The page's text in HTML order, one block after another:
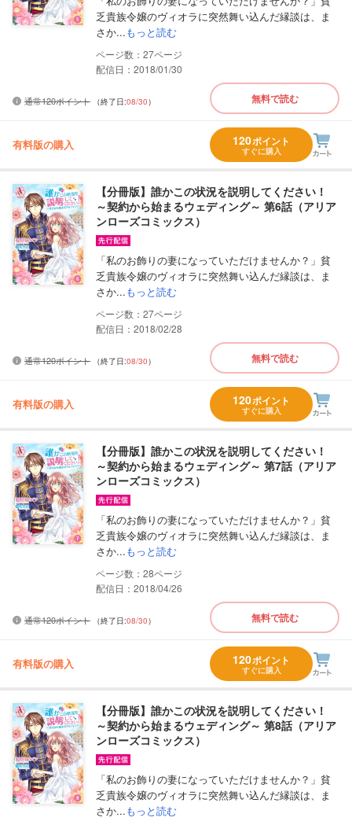
乏貴族令嬢のヴィオラに突然舞い込んだ縁談は、ま
さか...もっと読む
27
配信日：2018/01/30
通常120ポイント （終了日:08/30） 無料で読む
有料版の購入 120ポイント
すぐに購入
【分冊版】誰かこの状況を説明してください！
～契約から始まるウェディング～ 第6話（アリア
ンローズコミックス）
「私のお飾りの妻になっていただけませんか？」貧
乏貴族令嬢のヴィオラに突然舞い込んだ縁談は、ま
さか...もっと読む
27
配信日：2018/02/28
通常120ポイント （終了日:08/30） 無料で読む
有料版の購入 120ポイント
すぐに購入
【分冊版】誰かこの状況を説明してください！
～契約から始まるウェディング～ 第7話（アリア
ンローズコミックス）
「私のお飾りの妻になっていただけませんか？」貧
乏貴族令嬢のヴィオラに突然舞い込んだ縁談は、ま
さか...もっと読む
28
配信日：2018/04/26
通常120ポイント （終了日:08/30） 無料で読む
有料版の購入 120ポイント
すぐに購入
【分冊版】誰かこの状況を説明してください！
～契約から始まるウェディング～ 第8話（アリア
ンローズコミックス）
「私のお飾りの妻になっていただけませんか？」貧
乏貴族令嬢のヴィオラに突然舞い込んだ縁談は、ま
さか...もっと読む